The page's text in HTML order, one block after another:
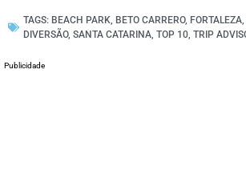
TAGS: BEACH PARK, BETO CARRERO, FORTALEZA,
DIVERSÃO, SANTA CATARINA, TOP 10, TRIP
Publicidade